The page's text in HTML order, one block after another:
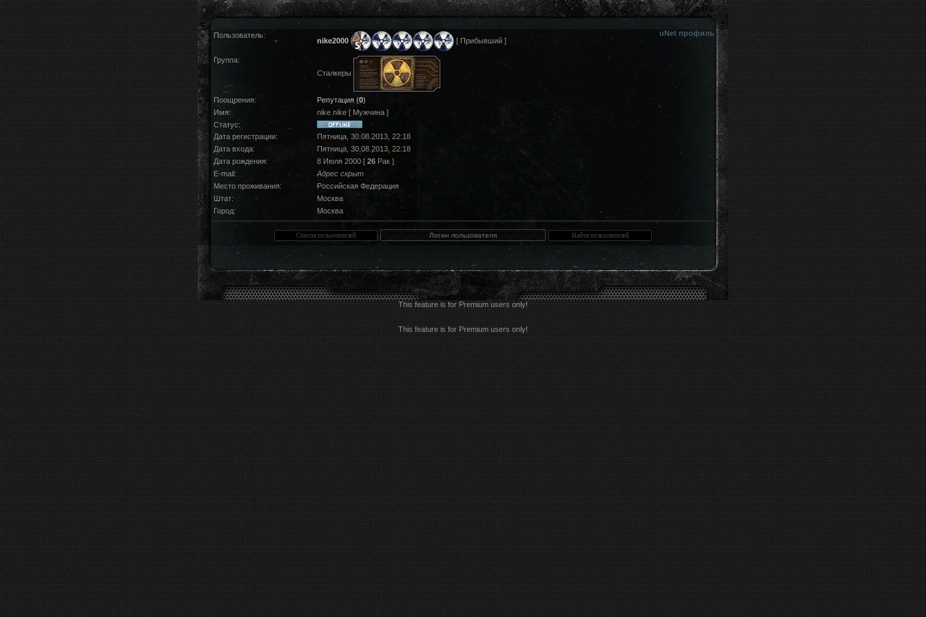
uNet профиль
Пользователь:
nike2000 [ Прибывший ]
Группа:
Сталкеры
Поощрения: Репутация (0)
Имя:
nike nike [ Мужчина ]
Статус:
Дата регистрации:
Пятница, 30.08.2013, 22:18
Дата входа:
Пятница, 30.08.2013, 22:18
Дата рождения:
8 Июля 2000 [ 26 Рак ]
E-mail:
Адрес скрыт
Место проживания:
Российская Федерация
Штат:
Москва
Город:
Москва
This feature is for Premium users only!
This feature is for Premium users only!